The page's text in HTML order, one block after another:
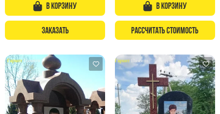
В корзину
Заказать
В корзину
Рассчитать стоимость